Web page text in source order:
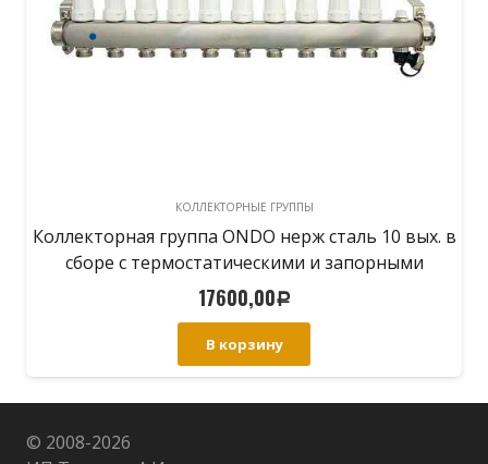
КОЛЛЕКТОРНЫЕ ГРУППЫ
Коллекторная группа ONDO нерж сталь 10 вых. в
сборе с термостатическими и запорными
клапанами
17600,00Р
В корзину
© 2008-2026